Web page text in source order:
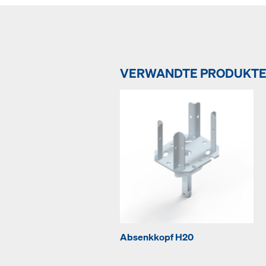
VERWANDTE PRODUKTE
Absenkkopf H20